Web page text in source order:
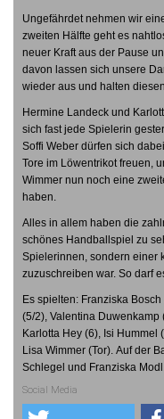
Ungefährdet nehmen wir
zweiten Hälfte geht es
neuer Kraft aus der Pause
davon lassen sich unsere
wieder aus und halten
Hermine Landeck und
sich fast jede Spielerin
Soffi Weber dürfen sich
Tore im Löwentrikot freuen,
Wimmer nun noch eine
haben.
Alles in allem haben die
schönes Handballspiel zu
Spielerinnen, sondern einer
zuzuschreiben war. So darf
Es spielten: Franziska
(5/2), Valentina Duwenkamp
Karlotta Hey (6), Isi Hummel
Lisa Wimmer (Tor). Auf der
Schlegel und Franziska Modl.
Social Media